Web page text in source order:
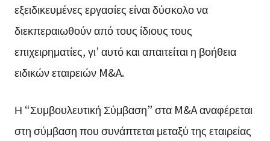
εξειδικευμένες εργασίες είναι δύσκολο να
διεκπεραιωθούν από τους ίδιους τους
επιχειρηματίες, γι’ αυτό και απαιτείται η βοήθεια
ειδικών εταιρειών M&A.
Η “Συμβουλευτική Σύμβαση” στα M&A αναφέρεται
στη σύμβαση που συνάπτεται μεταξύ της εταιρείας